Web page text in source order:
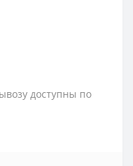
доступны по